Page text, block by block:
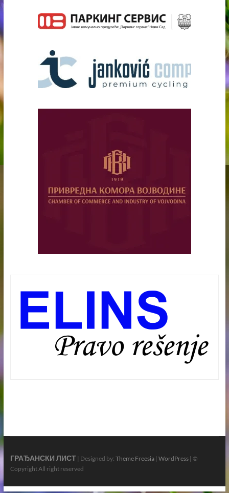
ГРАЂАНСКИ ЛИСТ| Designed by: Theme Freesia| WordPress| ©
Copyright All right reserved